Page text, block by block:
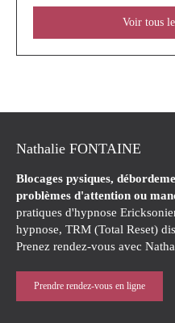
Voir tous
Nathalie FONTAINE
Blocages pysiques,
problèmes d'attention ou
pratiques d'hypnose
hypnose, TRM (Total Reset)
Prenez rendez-vous avec
Prendre rendez-vous en ligne